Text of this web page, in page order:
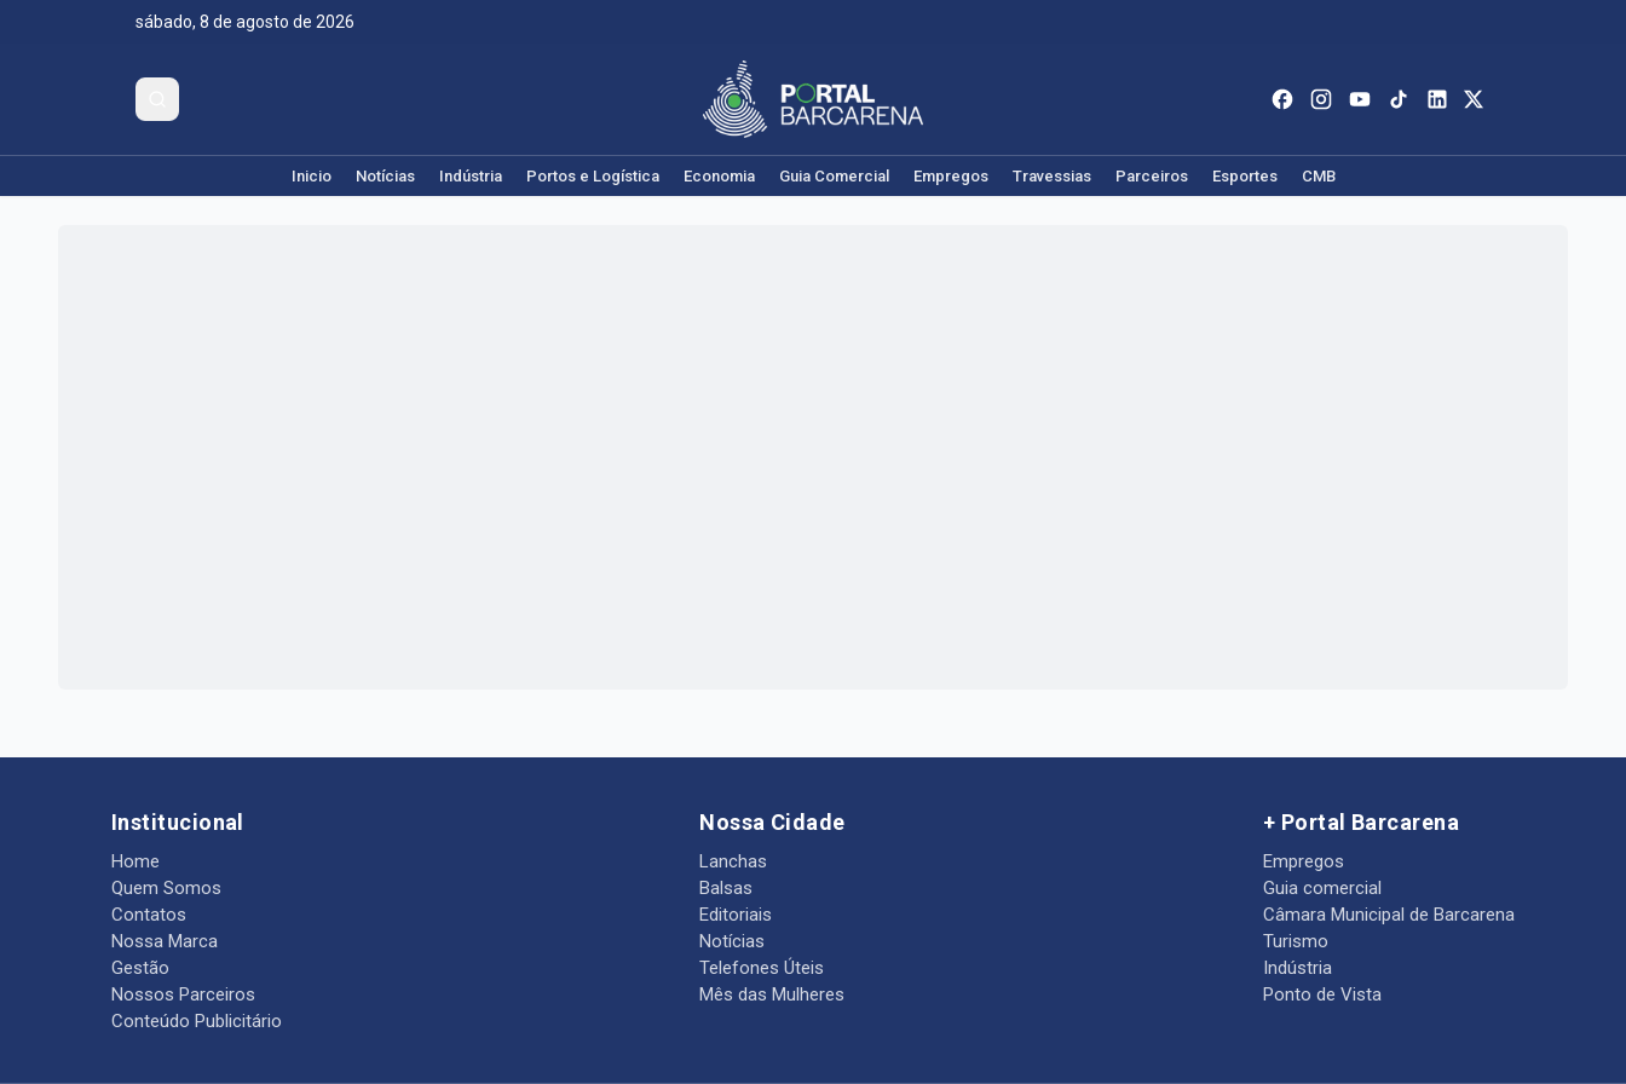
sábado, 8 de agosto de 2026
Inicio Notícias Indústria Portos e Logística Economia Guia Comercial Empregos Travessias Parceiros Esportes CMB
Institucional
Home
Quem Somos
Contatos
Nossa Marca
Gestão
Nossos Parceiros
Conteúdo Publicitário
Nossa Cidade
Lanchas
Balsas
Editoriais
Notícias
Telefones Úteis
Mês das Mulheres
+ Portal Barcarena
Empregos
Guia comercial
Câmara Municipal de Barcarena
Turismo
Indústria
Ponto de Vista